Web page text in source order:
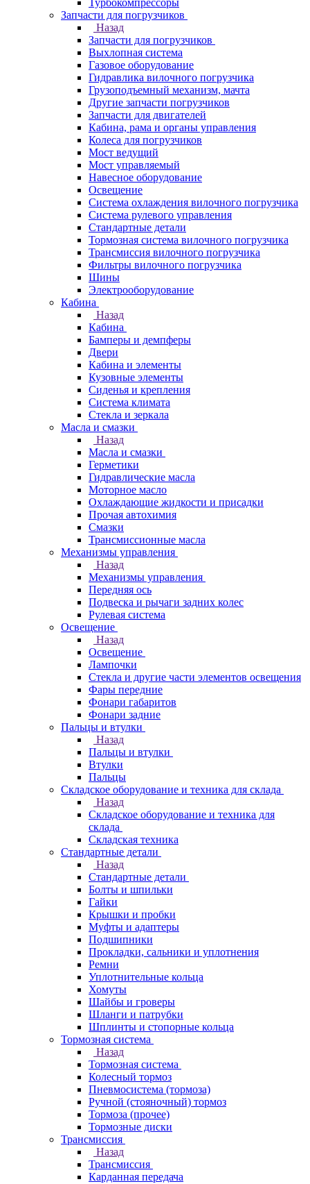
Турбокомпрессоры
Запчасти для погрузчиков
Назад
Запчасти для погрузчиков
Выхлопная система
Газовое оборудование
Гидравлика вилочного погрузчика
Грузоподъемный механизм, мачта
Другие запчасти погрузчиков
Запчасти для двигателей
Кабина, рама и органы управления
Колеса для погрузчиков
Мост ведущий
Мост управляемый
Навесное оборудование
Освещение
Система охлаждения вилочного погрузчика
Система рулевого управления
Стандартные детали
Тормозная система вилочного погрузчика
Трансмиссия вилочного погрузчика
Фильтры вилочного погрузчика
Шины
Электрооборудование
Кабина
Назад
Кабина
Бамперы и демпферы
Двери
Кабина и элементы
Кузовные элементы
Сиденья и крепления
Система климата
Стекла и зеркала
Масла и смазки
Назад
Масла и смазки
Герметики
Гидравлические масла
Моторное масло
Охлаждающие жидкости и присадки
Прочая автохимия
Смазки
Трансмиссионные масла
Механизмы управления
Назад
Механизмы управления
Передняя ось
Подвеска и рычаги задних колес
Рулевая система
Освещение
Назад
Освещение
Лампочки
Стекла и другие части элементов освещения
Фары передние
Фонари габаритов
Фонари задние
Пальцы и втулки
Назад
Пальцы и втулки
Втулки
Пальцы
Складское оборудование и техника для склада
Назад
Складское оборудование и техника для
склада
Складская техника
Стандартные детали
Назад
Стандартные детали
Болты и шпильки
Гайки
Крышки и пробки
Муфты и адаптеры
Подшипники
Прокладки, сальники и уплотнения
Ремни
Уплотнительные кольца
Хомуты
Шайбы и гроверы
Шланги и патрубки
Шплинты и стопорные кольца
Тормозная система
Назад
Тормозная система
Колесный тормоз
Пневмосиcтема (тормоза)
Ручной (стояночный) тормоз
Тормоза (прочее)
Тормозные диски
Трансмиссия
Назад
Трансмиссия
Карданная передача